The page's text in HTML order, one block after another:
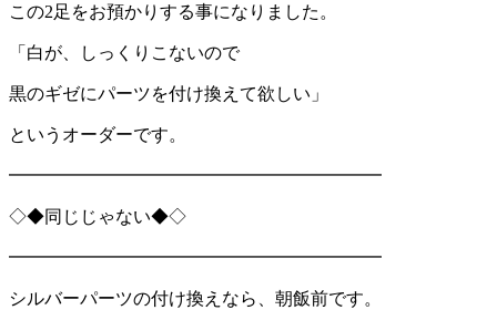
この2足をお預かりする事になりました。
「白が、しっくりこないので
黒のギゼにパーツを付け換えて欲しい」
というオーダーです。
━━━━━━━━━━━━━━━━━━━━━
◇◆同じじゃない◆◇
━━━━━━━━━━━━━━━━━━━━━
シルバーパーツの付け換えなら、朝飯前です。